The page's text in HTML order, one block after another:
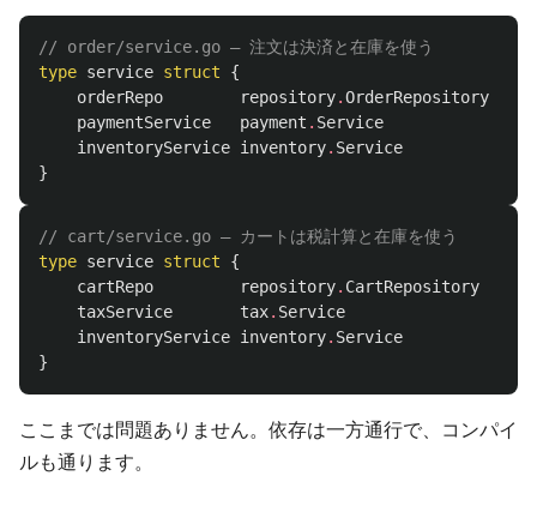
// order/service.go — 注文は決済と在庫を使う
type service struct
{
orderRepo
repository.OrderRepository
paymentService
payment . Service
inventoryService inventory. Service
}
// cart/service.go — カートは税計算と在庫を使う
type service struct
{
cartRepo
repository. CartRepository
taxService
tax. Service
inventoryService inventory. Service
}
ここまでは問題ありません。依存は一方通行で、コンパイ
ルも通ります。